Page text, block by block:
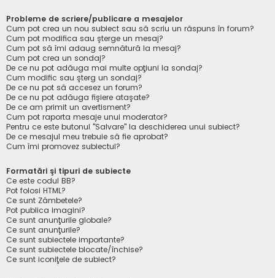
Probleme de scriere/publicare a mesajelor
Cum pot crea un nou subiect sau să scriu un răspuns în forum?
Cum pot modifica sau şterge un mesaj?
Cum pot să îmi adaug semnătură la mesaj?
Cum pot crea un sondaj?
De ce nu pot adăuga mai multe opţiuni la sondaj?
Cum modific sau şterg un sondaj?
De ce nu pot să accesez un forum?
De ce nu pot adăuga fişiere ataşate?
De ce am primit un avertisment?
Cum pot raporta mesaje unui moderator?
Pentru ce este butonul "Salvare" la deschiderea unui subiect?
De ce mesajul meu trebuie să fie aprobat?
Cum îmi promovez subiectul?
Formatări şi tipuri de subiecte
Ce este codul BB?
Pot folosi HTML?
Ce sunt Zâmbetele?
Pot publica imagini?
Ce sunt anunţurile globale?
Ce sunt anunţurile?
Ce sunt subiectele importante?
Ce sunt subiectele blocate/închise?
Ce sunt iconiţele de subiect?